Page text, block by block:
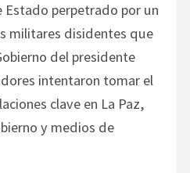
perpetrado por un
militares disidentes que
del presidente
intentaron tomar el
clave en La Paz,
y medios de